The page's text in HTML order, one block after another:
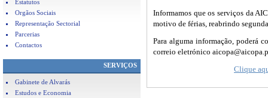
Estatutos
Orgãos Sociais
Representação Sectorial
Parcerias
Contactos
SERVIÇOS
Gabinete de Alvarás
Estudos e Economia
Informamos que os serviços da
motivo de férias, reabrindo
Para alguma informação, poderá
correio eletrónico
Clique